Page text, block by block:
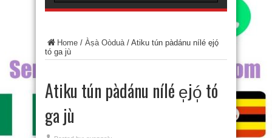
Home / Àṣà Oòduà/ Atiku tún pàdánu nílé e̩jó̩
tó ga jù
Atiku tún pàdánu nílé e̩jó̩ tó
ga jù